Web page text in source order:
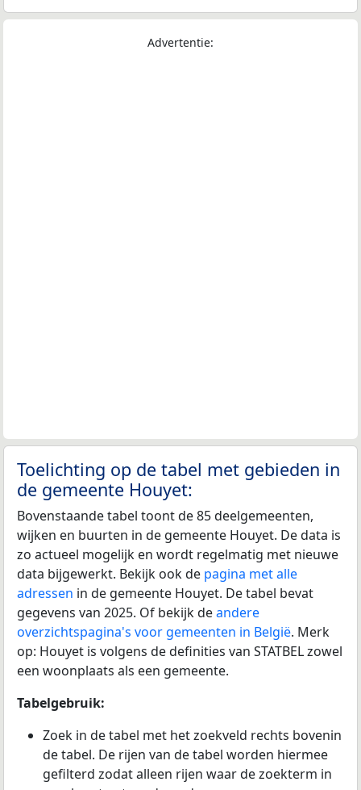
Advertentie:
Toelichting op de tabel met gebieden in
de gemeente Houyet:
Bovenstaande tabel toont de 85 deelgemeenten,
wijken en buurten in de gemeente Houyet. De data is
zo actueel mogelijk en wordt regelmatig met nieuwe
data bijgewerkt. Bekijk ook de pagina met alle
adressen in de gemeente Houyet. De tabel bevat
gegevens van 2025. Of bekijk deandere
overzichtspagina's voor gemeenten in België. Merk
op: Houyet is volgens de definities van STATBEL zowel
een woonplaats als een gemeente.
Tabelgebruik:
Zoek in de tabel met het zoekveld rechts bovenin
de tabel. De rijen van de tabel worden hiermee
gefilterd zodat alleen rijen waar de zoekterm in